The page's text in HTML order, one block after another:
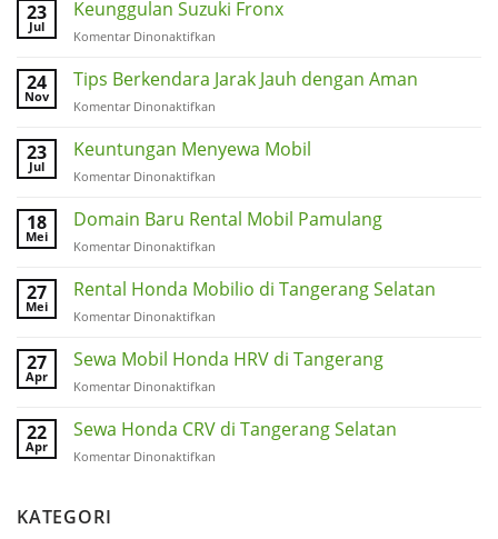
23
Jul
Keunggulan Suzuki Fronx
Komentar Dinonaktifkan
Suzuki
Fronx
24
Nov
Tips Berkendara Jarak Jauh dengan Aman
Komentar Dinonaktifkan
Berkendara
Jarak
Aman
23
Jul
Keuntungan Menyewa Mobil
Komentar Dinonaktifkan
Menyewa
Mobil
18
Mei
Domain Baru Rental Mobil Pamulang
Komentar Dinonaktifkan
Baru
Rental
27
Mei
Rental Honda Mobilio di Tangerang Selatan
Komentar Dinonaktifkan
Honda
Mobilio
Selatan
27
Apr
Sewa Mobil Honda HRV di Tangerang
Komentar Dinonaktifkan
Mobil
Honda
22
Apr
Sewa Honda CRV di Tangerang Selatan
Komentar Dinonaktifkan
KATEGORI